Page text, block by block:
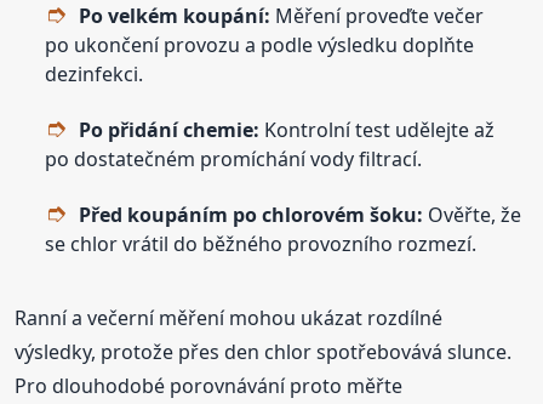
Po velkém koupání: Měření proveďte večer
po ukončení provozu a podle výsledku doplňte
dezinfekci.
Po přidání chemie: Kontrolní test udělejte až
po dostatečném promíchání vody filtrací.
Před koupáním po chlorovém šoku: Ověřte, že
se chlor vrátil do běžného provozního rozmezí.
Ranní a večerní měření mohou ukázat rozdílné
výsledky, protože přes den chlor spotřebovává slunce.
Pro dlouhodobé porovnávání proto měřte